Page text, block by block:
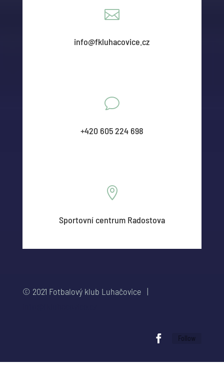

info@fkluhacovice.cz
v
+420 605 224 698

Sportovní centrum Radostova
© 2021 Fotbalový klub Luhačovice |
Follow